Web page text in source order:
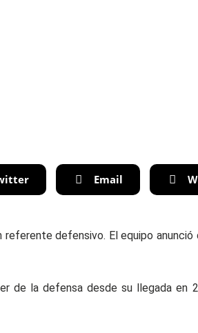
Email
referente defensivo. El equipo
de la defensa desde su llegada en